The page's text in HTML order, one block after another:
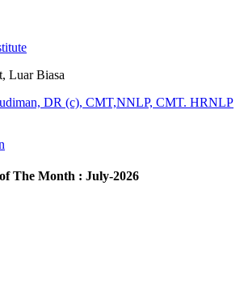
Luar Biasa
DR (c), CMT,NNLP, CMT. HRNLP
The Month : July-2026